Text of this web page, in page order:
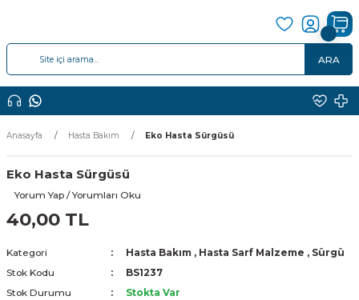
ARA
Anasayfa Hasta Bakım Eko Hasta Sürgüsü
Eko Hasta Sürgüsü
Yorum Yap / Yorumları Oku
40,00 TL
Kategori Hasta Bakım , Hasta Sarf Malzeme , Sürgü
Stok Kodu
BS1237
Stok Durumu
Stokta Var